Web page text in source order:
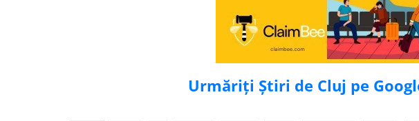
Urmăriți Știri de Cluj pe